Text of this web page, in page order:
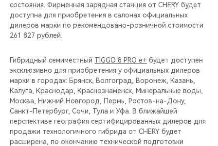
состояния. Фирменная зарядная станция от CHERY будет
доступна для приобретения в салонах официальных
дилеров марки по рекомендовано-розничной стоимости
261 827 рублей.
Гибридный семиместный TIGGO 8 PRO e+ будет доступен
эксклюзивно для приобретения у официальных дилеров
марки в городах: Брянск, Волгоград, Воронеж, Казань,
Калуга, Краснодар, Краснознаменск, Минеральные воды,
Москва, Нижний Новгород, Пермь, Ростов-на-Дону,
Санкт-Петербург, Сочи, Тула и Уфа. В ближайшей
перспективе география сертифицированных дилеров для
продажи технологичного гибрида от CHERY будет
расширена, по окончанию технической подготовки